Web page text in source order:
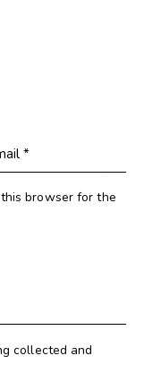
browser for the
collected and